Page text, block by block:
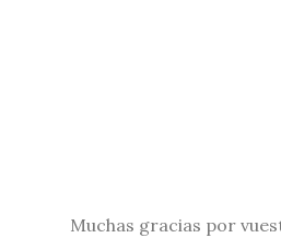
Muchas gracias por